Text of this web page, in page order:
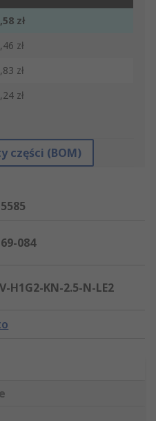
zł
zł
zł
zł
części (BOM)
084
H1G2-KN-2.5-N-LE2